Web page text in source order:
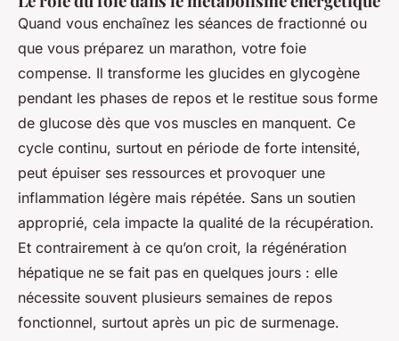
Quand vous enchaînez les séances de fractionné ou
que vous préparez un marathon, votre foie
compense. Il transforme les glucides en glycogène
pendant les phases de repos et le restitue sous forme
de glucose dès que vos muscles en manquent. Ce
cycle continu, surtout en période de forte intensité,
peut épuiser ses ressources et provoquer une
inflammation légère mais répétée. Sans un soutien
approprié, cela impacte la qualité de la récupération.
Et contrairement à ce qu’on croit, la régénération
hépatique ne se fait pas en quelques jours : elle
nécessite souvent plusieurs semaines de repos
fonctionnel, surtout après un pic de surmenage.